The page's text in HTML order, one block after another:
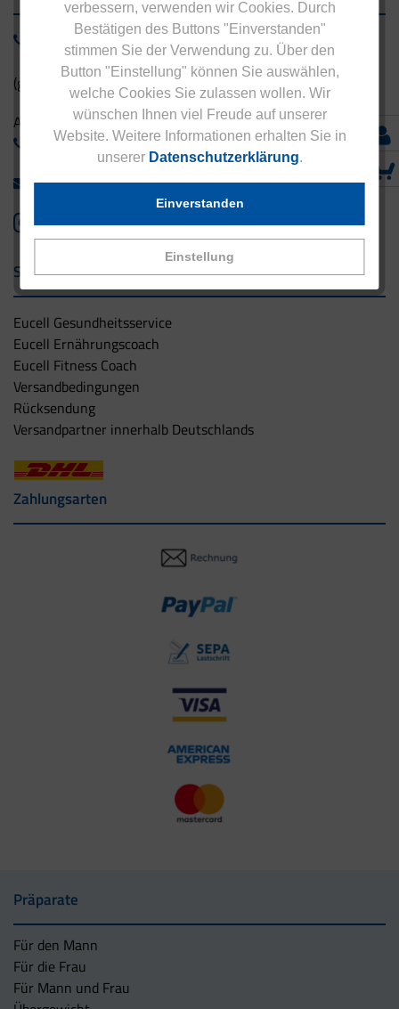
verbessern, verwenden wir Cookies. Durch
Bestätigen des Buttons "Einverstanden"
stimmen Sie der Verwendung zu. Über den
Button "Einstellung" können Sie auswählen,
welche Cookies Sie zulassen wollen. Wir
wünschen Ihnen viel Freude auf unserer
Website. Weitere Informationen erhalten Sie in
unserer Datenschutzerklärung.
Einstellung
Einverstanden
0800 - 1 38 23 55
(gebührenfrei aus Deutschland)
Ausland:
+49 - 5042 940 660
info@eucell.de
Service & Versand
Eucell Gesundheitsservice
Eucell Ernährungscoach
Eucell Fitness Coach
Versandbedingungen
Rücksendung
Versandpartner innerhalb Deutschlands
Zahlungsarten
Präparate
Für den Mann
Für die Frau
Für Mann und Frau